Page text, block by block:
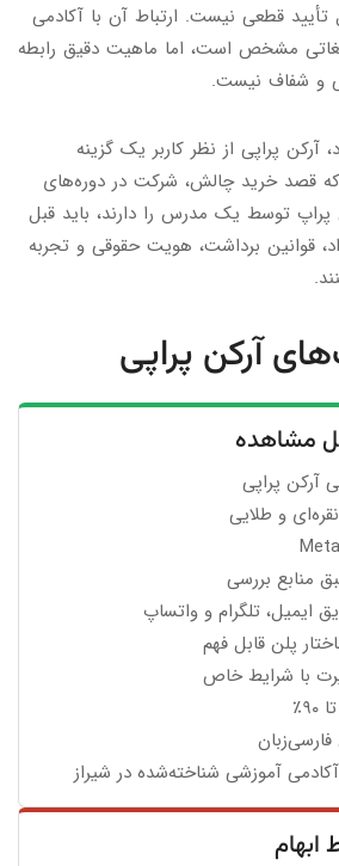
تأیید قطعی نیست. ارتباط آن با آکادمی
مشخص است، اما ماهیت دقیق رابطه
و شفاف نیست.
پراپی از نظر کاربر یک گزینه
قصد خرید چالش، شرکت در دوره‌های
پراپ توسط یک مدرس را دارند، باید قبل
قوانین برداشت، هویت حقوقی و تجربه
آرکن پراپی
مشاهده
آرکن پراپی
و طلایی
منابع بررسی
ایمیل، تلگرام و واتساپ
با شرایط خاص
فارسی‌زبان
آموزشی شناخته‌شده در شیراز
ابهام